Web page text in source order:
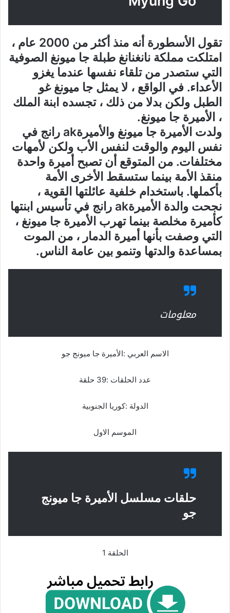
تقول الأسطورة أنه منذ أكثر من 2000 عام ،
امتلكت مملكة نانغنانغ طبلة جا ميونغ الصوفية
التي ستصدر من تلقاء نفسها عندما يغزو
الأعداء. في الواقع ، لا يمثل جا ميونغ غو
الطبل ولكن بدلا من ذلك ، تجسده ابنة الملك
، الأميرة جا ميونغ.
ولدت الأميرة جا ميونغ والأميرةak رانج في
نفس اليوم والوقت لنفس الأب ولكن لأمهات
مختلفات. من المتوقع أن تصبح أميرة واحدة
منقذ الأمة بينما ستسقط الأخرى الأمة
بأكملها. باستخدام خلفية عائلتها القوية ،
نجحت والدة الأميرةak رانج في تأسيس ابنتها
كأميرة مخلصة بينما تهرب الأميرة جا ميونغ ،
التي وصفت بأنها أميرة الدمار ، من الموت
بمساعدة والدتها وتنمو بين عامة الناس.
معلومات
الاسم العربي :الأميرة جا ميونج جو
عدد الحلقات :39 حلقة
الدولة :كوريا الجنوبية
الموسم الاول
حلقات مسلسل الأميرة جا ميونج
جو
الحلقة 1